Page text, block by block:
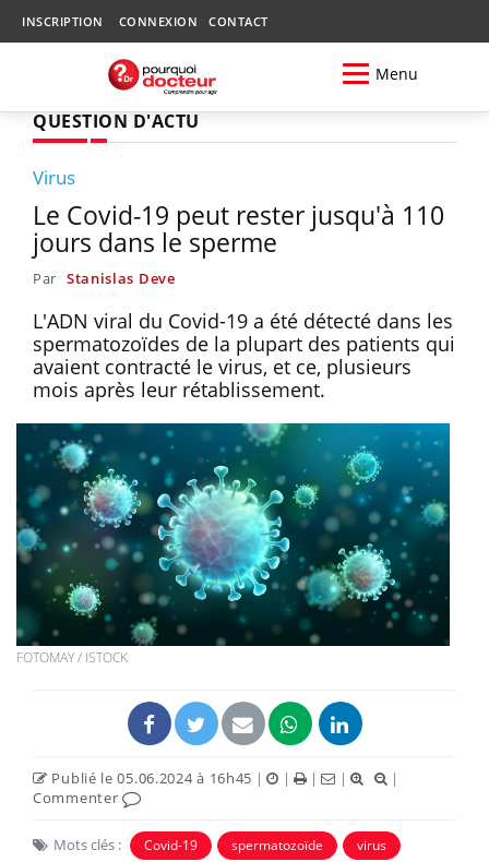
INSCRIPTION CONNEXION CONTACT
Menu
QUESTION D'ACTU
Virus
Le Covid-19 peut rester jusqu'à 110
jours dans le sperme
Par Stanislas Deve
L'ADN viral du Covid-19 a été détecté dans les
spermatozoïdes de la plupart des patients qui
avaient contracté le virus, et ce, plusieurs
mois après leur rétablissement.
FOTOMAY / ISTOCK
Publié le 05.06.2024 à 16h45 | | | |
|
Commenter
Mots clés : Covid-19 spermatozoïde virus